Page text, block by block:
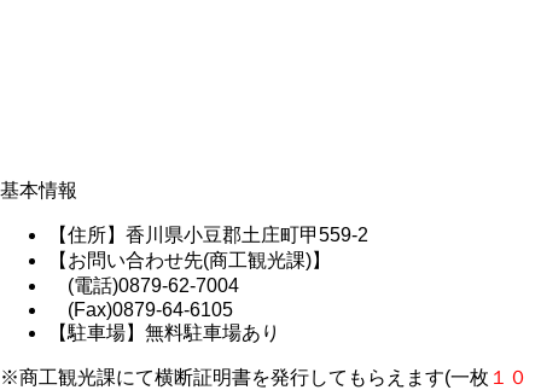
基本情報
【住所】香川県小豆郡土庄町甲559-2
【お問い合わせ先(商工観光課)】
(電話)0879-62-7004
(Fax)0879-64-6105
【駐車場】無料駐車場あり
※商工観光課にて横断証明書を発行してもらえます(一枚 １０